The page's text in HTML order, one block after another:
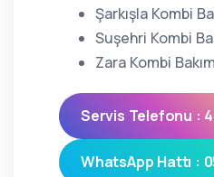
Şarkışla Kombi
Suşehri Kombi
Zara Kombi
Servis Telefonu :
WhatsApp Hattı :